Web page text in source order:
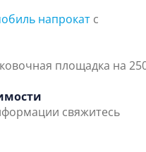
напрокат с
площадка на
свяжитесь